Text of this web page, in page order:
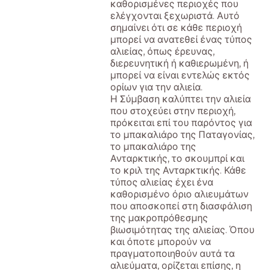
καθορισμένες περιοχές που
ελέγχονται ξεχωριστά. Αυτό
σημαίνει ότι σε κάθε περιοχή
μπορεί να ανατεθεί ένας τύπος
αλιείας, όπως έρευνας,
διερευνητική ή καθιερωμένη, ή
μπορεί να είναι εντελώς εκτός
ορίων για την αλιεία.
Η Σύμβαση καλύπτει την αλιεία
που στοχεύει στην περιοχή,
πρόκειται επί του παρόντος για
το μπακαλιάρο της Παταγονίας,
το μπακαλιάρο της
Ανταρκτικής, το σκουμπρί και
το κριλ της Ανταρκτικής. Κάθε
τύπος αλιείας έχει ένα
καθορισμένο όριο αλιευμάτων
που αποσκοπεί στη διασφάλιση
της μακροπρόθεσμης
βιωσιμότητας της αλιείας. Όπου
και όποτε μπορούν να
πραγματοποιηθούν αυτά τα
αλιεύματα, ορίζεται επίσης, η